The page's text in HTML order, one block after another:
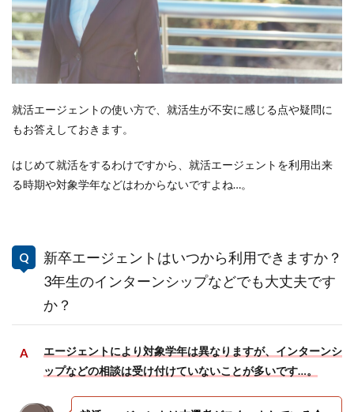
就活エージェントの使い方で、就活生が不安に感じる点や疑問に
もお答えしておきます。
はじめて就活をするわけですから、就活エージェントを利用出来
る時期や対象学年などはわからないですよね…。
新卒エージェントはいつから利用できますか？
3年生のインターンシップなどでも大丈夫です
か？
エージェントにより対象学年は異なりますが、インターンシ
ップなどの相談は受け付けていないことが多いです…。